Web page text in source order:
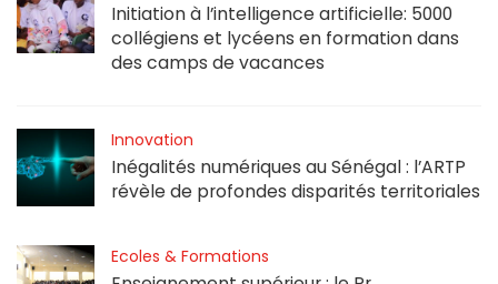
Initiation à l’intelligence artificielle: 5000
collégiens et lycéens en formation dans
des camps de vacances
Innovation
Inégalités numériques au Sénégal : l’ARTP
révèle de profondes disparités territoriales
Ecoles & Formations